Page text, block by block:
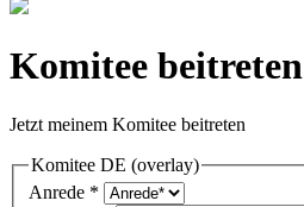
Komitee beitreten
Jetzt meinem Komitee beitreten
Komitee DE (overlay)
Anrede *